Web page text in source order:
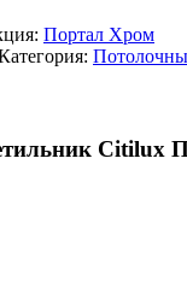
Портал Хром
Citilux